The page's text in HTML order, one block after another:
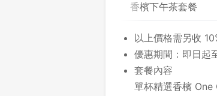
香檳下午茶套餐
以上價格需另收
優惠期間：即日
套餐內容
單杯精選香檳